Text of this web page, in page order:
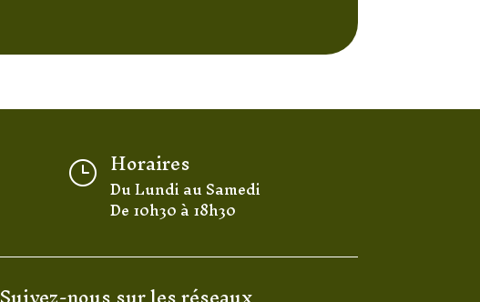
} Horaires
Du Lundi au Samedi
De 10h30 à 18h30